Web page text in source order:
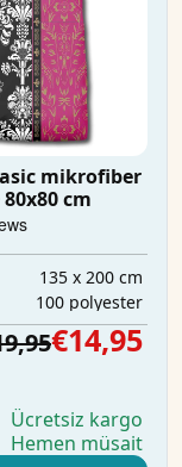
mikrofiber
cm
135 x 200 cm
100 polyester
€14,95
Ücretsiz kargo
Hemen müsait